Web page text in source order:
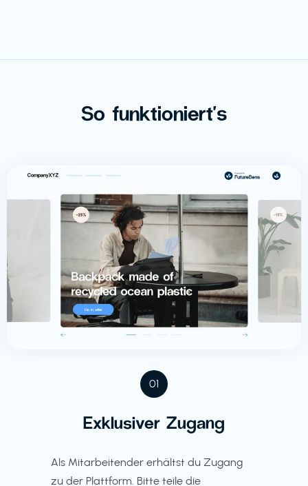
So funktioniert's
01
Exklusiver Zugang
Als Mitarbeitender erhältst du Zugang
zu der Plattform. Bitte teile die